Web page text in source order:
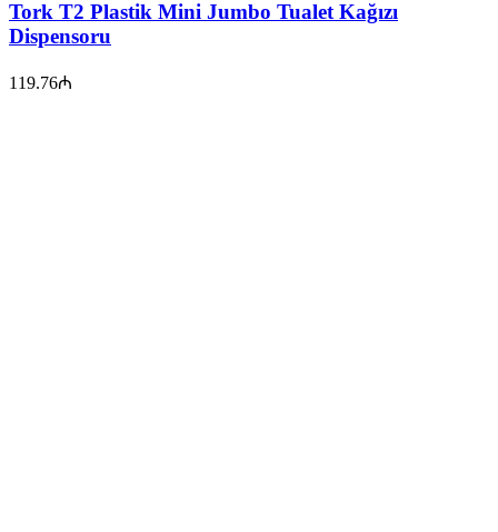
Tork T2 Plastik Mini Jumbo Tualet Kağızı
Dispensoru
119.76₼